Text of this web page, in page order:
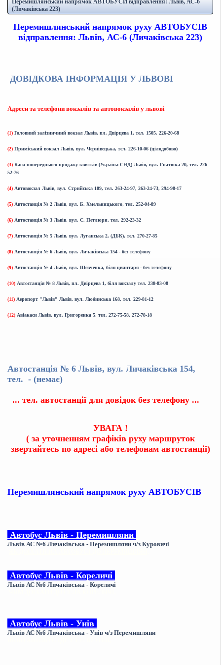
Перемишлянський напрямок АВТОБУСИ відправлення: Львів, АС-6
(Личаківська 223)
Перемишлянський напрямок руху АВТОБУСІВ
відправлення: Львів, АС-6 (Личаківська 223)
ДОВІДКОВА ІНФОРМАЦІЯ У ЛЬВОВІ
Адреси та телефони вокзалів та автовокзалів у львові
(1) Головний залізничний вокзал Львів, пл. Двірцева 1, тел. 1505. 226-20-68
(2) Приміський вокзал Львів, вул. Чернівецька, тел. 226-10-06 (цілодобово)
(3) Каси попереднього продажу квитків (Україна СНД) Львів, вул. Гнатюка 20, тел. 226-
52-76
(4) Автовокзал Львів, вул. Стрийська 109, тел. 263-24-97, 263-24-73, 294-98-17
(5) Автостанція № 2 Львів, вул. Б. Хмельницького, тел. 252-04-89
(6) Автостанція № 3 Львів, вул. С. Петлюри, тел. 292-23-32
(7) Автостанція № 5 Львів, вул. Луганська 2, (ДБК), тел. 270-27-85
(8) Автостанція № 6 Львів, вул. Личаківська 154 - без телефону
(9) Автостанція № 4 Львів, вул. Шевченка, біля цвинтаря - без телефону
(10) Автостанція № 8 Львів, пл. Двірцева 1, біля вокзалу тел. 238-83-08
(11) Аеропорт "Львів" Львів, вул. Любинська 168, тел. 229-81-12
(12) Авіакаси Львів, вул. Григоренка 5, тел. 272-75-58, 272-78-18
Автостанція № 6 Львів, вул. Личаківська 154,
тел. - (немає)
... тел. автостанції для довідок без телефону ...
УВАГА !
( за уточненням графіків руху маршруток
звертайтесь по адресі або телефонам автостанції)
Перемишлянський напрямок руху АВТОБУСІВ
Автобус Львів - Перемишляни
Львів АС №6 Личаківська - Перемишляни ч/з Куровичі
Автобус Львів - Кореличі
Львів АС №6 Личаківська - Кореличі
Автобус Львів - Унів
Львів АС №6 Личаківська - Унів ч/з Перемишляни